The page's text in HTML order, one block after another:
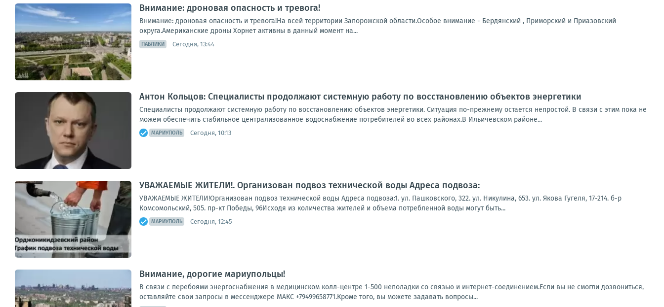
Внимание: дроновая опасность и тревога!
Внимание: дроновая опасность и тревога!На всей территории Запорожской области.Особое внимание - Бердянский , Приморский и Приазовский
округа.Американские дроны Хорнет активны в данный момент на...
ПАБЛИКИ Сегодня, 13:44
Антон Кольцов: Специалисты продолжают системную работу по восстановлению объектов энергетики
Специалисты продолжают системную работу по восстановлению объектов энергетики. Ситуация по-прежнему остается непростой. В связи с этим пока не
можем обеспечить стабильное централизованное водоснабжение потребителей во всех районах.В Ильичевском районе...
МАРИУПОЛЬ Сегодня, 10:13
УВАЖАЕМЫЕ ЖИТЕЛИ!. Организован подвоз технической воды Адреса подвоза:
УВАЖАЕМЫЕ ЖИТЕЛИ!Организован подвоз технической воды Адреса подвоза:1. ул. Пашковского, 322. ул. Никулина, 653. ул. Якова Гугеля, 17-214. б-р
Комсомольский, 505. пр-кт Победы, 96Исходя из количества жителей и объема потребленной воды могут быть...
МАРИУПОЛЬ Сегодня, 12:45
Внимание, дорогие мариупольцы!
В связи с перебоями энергоснабжения в медицинском колл-центре 1-500 неполадки со связью и интернет-соединением.Если вы не смогли дозвониться,
оставляйте свои запросы в мессенджере МАКС +79499658771.Кроме того, вы можете задавать вопросы...